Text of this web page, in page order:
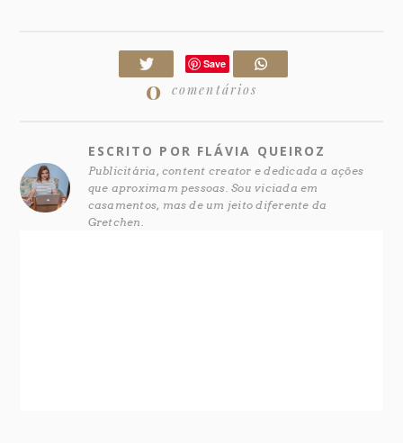
Save
0 comentários
ESCRITO POR FLÁVIA QUEIROZ
Publicitária, content creator e dedicada a ações
que aproximam pessoas. Sou viciada em
casamentos, mas de um jeito diferente da
Gretchen.